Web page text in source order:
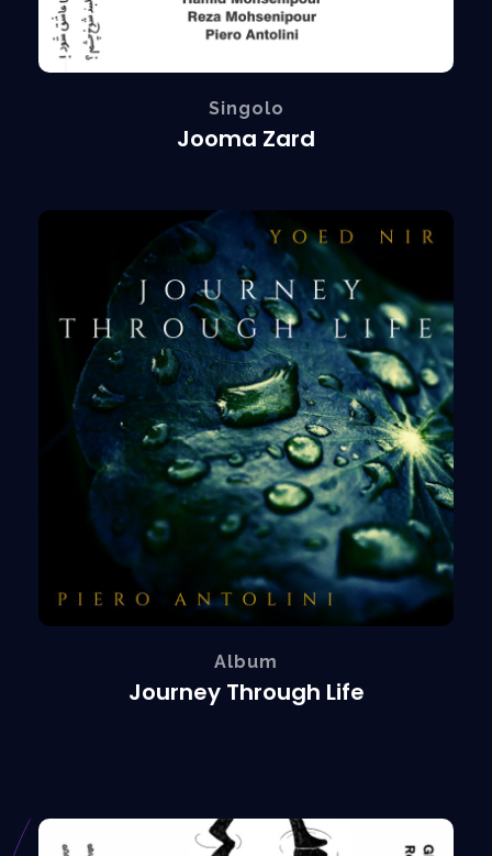
Singolo
Jooma Zard
Album
Journey Through Life